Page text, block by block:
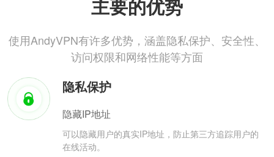
主要的优势
使用AndyVPN有许多优势，涵盖隐私保护、安全性、
访问权限和网络性能等方面
隐私保护
隐藏IP地址
可以隐藏用户的真实IP地址，防止第三方追踪用户的
在线活动。